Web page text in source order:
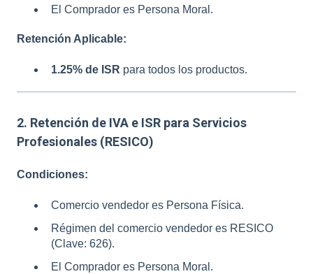
El Comprador es Persona Moral.
Retención Aplicable:
1.25% de ISR para todos los productos.
2. Retención de IVA e ISR para Servicios
Profesionales (RESICO)
Condiciones:
Comercio vendedor es Persona Física.
Régimen del comercio vendedor es RESICO
(Clave: 626).
El Comprador es Persona Moral.